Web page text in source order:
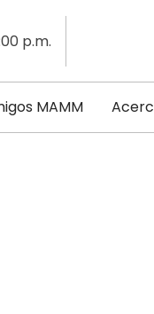
p.m.
MAMM